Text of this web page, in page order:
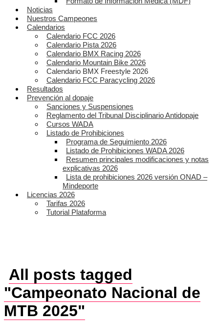
Noticias
Nuestros Campeones
Calendarios
Calendario FCC 2026
Calendario Pista 2026
Calendario BMX Racing 2026
Calendario Mountain Bike 2026
Calendario BMX Freestyle 2026
Calendario FCC Paracycling 2026
Resultados
Prevención al dopaje
Sanciones y Suspensiones
Reglamento del Tribunal Disciplinario Antidopaje
Cursos WADA
Listado de Prohibiciones
Programa de Seguimiento 2026
Listado de Prohibiciones WADA 2026
Resumen principales modificaciones y notas
explicativas 2026
Lista de prohibiciones 2026 versión ONAD –
Mindeporte
Licencias 2026
Tarifas 2026
Tutorial Plataforma
All posts tagged
"Campeonato Nacional de
MTB 2025"